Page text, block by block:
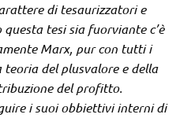
di tesaurizzatori e
tesi sia fuorviante c’è
Marx, pur con tutti i
del plusvalore e della
del profitto.
i suoi obbiettivi interni di